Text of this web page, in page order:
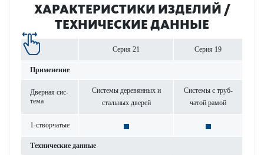
ХАР­АКТЕР­И­С­ТИКИ ИЗДЕЛИЙ /
ТЕХНИЧЕСКИЕ ДАННЫЕ
Серия 21 Серия 19
Применение
Дверная сис­
тема
Сис­темы дер­евянных и
стальных дверей
Сис­темы с труб­
чатой рамой
1-створ­чатые
Технические данные